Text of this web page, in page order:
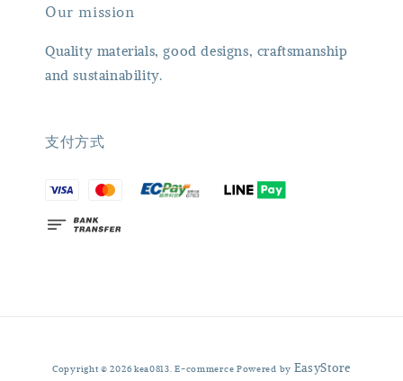
Our mission
Quality materials, good designs, craftsmanship
and sustainability.
支付方式
Copyright © 2026 kea0813. E-commerce Powered by EasyStore